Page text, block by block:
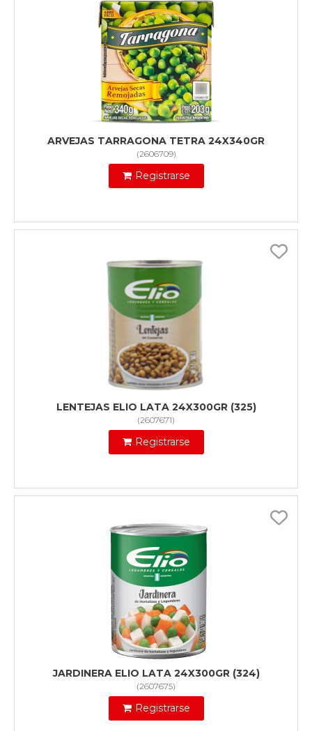
ARVEJAS TARRAGONA TETRA 24X340GR
(2606709)
Registrarse
LENTEJAS ELIO LATA 24X300GR (325)
(2607671)
Registrarse
JARDINERA ELIO LATA 24X300GR (324)
(2607675)
Registrarse